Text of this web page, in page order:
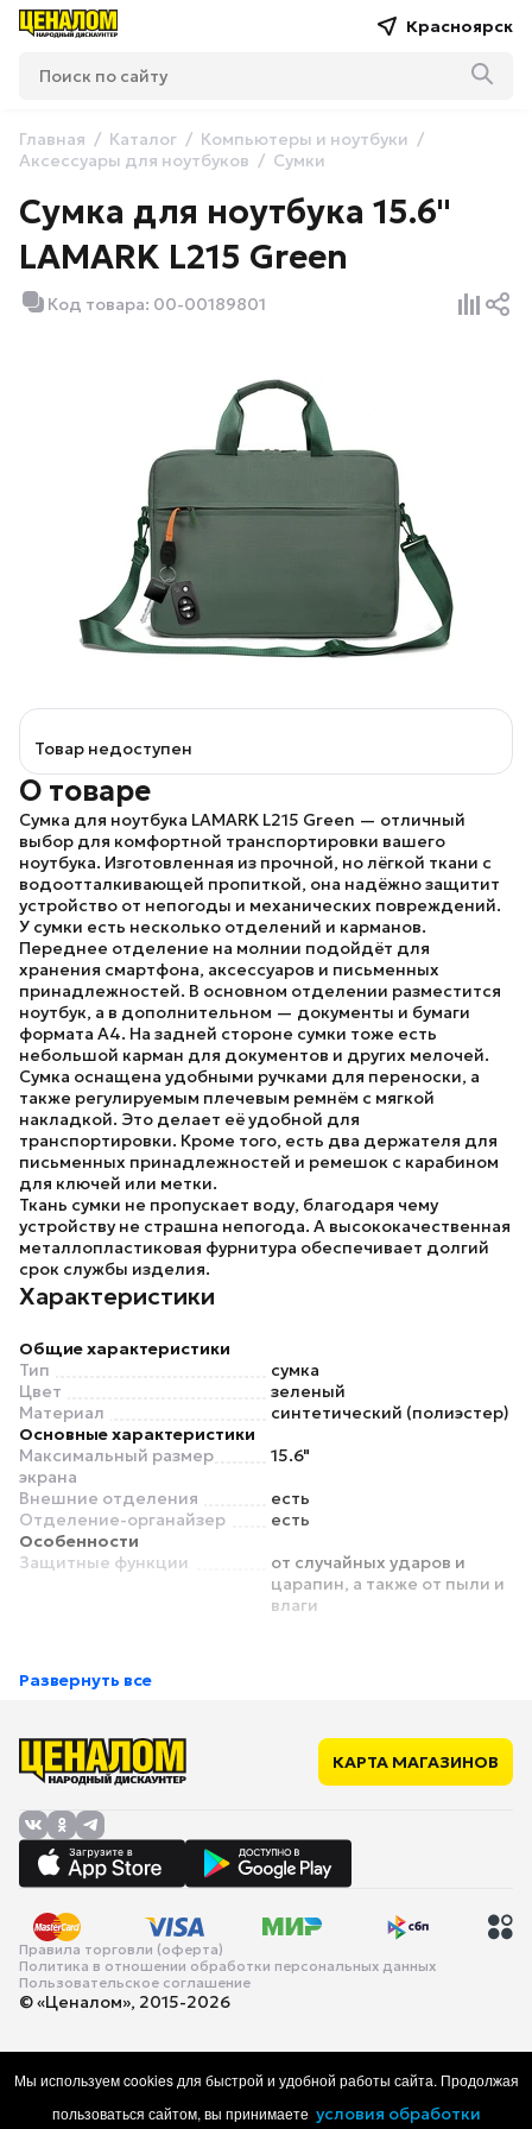
Красноярск
Главная Каталог
Компьютеры и ноутбуки
Аксессуары для ноутбуков
Сумки
Сумка для ноутбука 15.6"
LAMARK L215 Green
Код товара: 00-00189801
Товар недоступен
О товаре
Сумка для ноутбука LAMARK L215 Green — отличный
выбор для комфортной транспортировки вашего
ноутбука. Изготовленная из прочной, но лёгкой ткани с
водоотталкивающей пропиткой, она надёжно защитит
устройство от непогоды и механических повреждений.
У сумки есть несколько отделений и карманов.
Переднее отделение на молнии подойдёт для
хранения смартфона, аксессуаров и письменных
принадлежностей. В основном отделении разместится
ноутбук, а в дополнительном — документы и бумаги
формата А4. На задней стороне сумки тоже есть
небольшой карман для документов и других мелочей.
Сумка оснащена удобными ручками для переноски, а
также регулируемым плечевым ремнём с мягкой
накладкой. Это делает её удобной для
транспортировки. Кроме того, есть два держателя для
письменных принадлежностей и ремешок с карабином
для ключей или метки.
Ткань сумки не пропускает воду, благодаря чему
устройству не страшна непогода. А высококачественная
металлопластиковая фурнитура обеспечивает долгий
срок службы изделия.
Характеристики
Общие характеристики
Тип
сумка
Цвет
зеленый
Материал
синтетический (полиэстер)
Основные характеристики
Максимальный размер
экрана
15.6"
Внешние отделения
есть
Отделение-органайзер
есть
Особенности
Защитные функции
от случайных ударов и
царапин, а также от пыли и
влаги
Развернуть все
КАРТА МАГАЗИНОВ
Правила торговли (оферта)
Политика в отношении обработки персональных данных
Пользовательское соглашение
© «Ценалом», 2015-2026
Мы используем cookies для быстрой и удобной работы сайта. Продолжая
пользоваться сайтом, вы принимаете условия обработки